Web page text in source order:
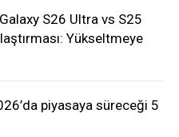
S26 Ultra vs S25
Yükseltmeye
piyasaya süreceği 5